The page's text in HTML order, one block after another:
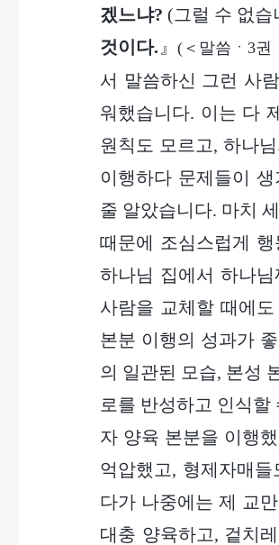
겠느냐? (그럴 수 없습
것이다. 』(＜말씀ㆍ3
서 말씀하신 그런 사
워했습니다. 이는 다
원칙도 모르고, 하나
이행하다 문제들이
줄 알았습니다. 마치
때문에 조심스럽게
하나님 집에서 하나
사람을 교체할 때에
본분 이행의 성과가
의 일관된 모습, 본성
로를 반성하고 인식할
자 양육 본분을 이행
억압했고, 형제자매
다가 나중에는 제 교
대충 양육하고, 겉치